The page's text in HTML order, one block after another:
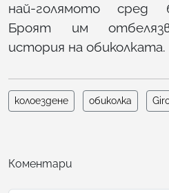
най-голямото сред
Броят им
история на обиколката.
колоездене обиколка
Коментари